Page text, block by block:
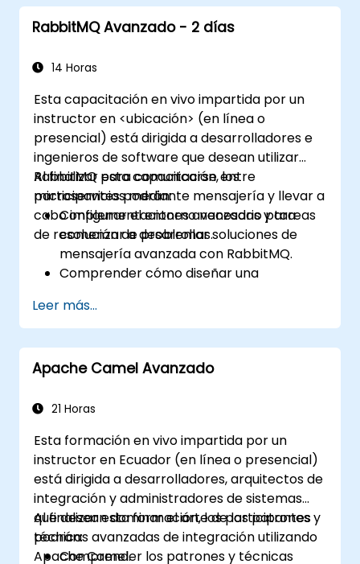
RabbitMQ Avanzado - 2 días
14 Horas
Esta capacitación en vivo impartida por un
instructor en <ubicación> (en línea o
presencial) está dirigida a desarrolladores e
ingenieros de software que desean utilizar
RabbitMQ para comunicarse entre
microservicios mediante mensajería y llevar a
cabo implementaciones avanzadas y tareas
de resolución de problemas.
Al finalizar esta capacitación, los
participantes podrán:
Configurar el entorno necesario para
comenzar a desarrollar soluciones de
mensajería avanzada con RabbitMQ.
Comprender cómo diseñar una
distribuidos con RabbitMQ.
Aprender a implementar configuraciones
avanzadas, seguridad, red, alta
disponibilidad y replicación.
encontrados en las instalaciones de
Aprender sobre optimización de
memoria, control de flujo y ajuste
avanzado de rendimiento.
Aplicar algunas técnicas avanzadas de
resolución de problemas.
Leer más...
Apache Camel Avanzado
21 Horas
Esta formación en vivo impartida por un
instructor en Ecuador (en línea o presencial)
está dirigida a desarrolladores, arquitectos de
integración y administradores de sistemas
que desean dominar el arte de los patrones y
técnicas avanzadas de integración utilizando
Apache Camel.
Al finalizar esta formación, los participantes
podrán:
Comprender los patrones y técnicas